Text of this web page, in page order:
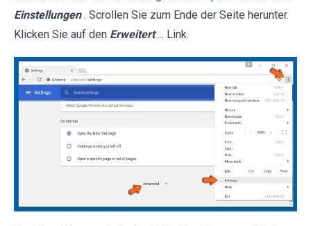
Einstellungen . Scrollen Sie zum Ende der Seite herunter.
Klicken Sie auf den Erweitert ... Link.